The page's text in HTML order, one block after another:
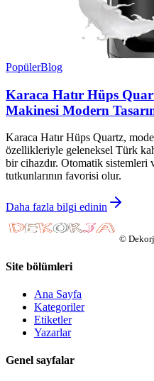
PopülerBlog
Karaca Hatır Hüps
Makinesi Modern
Karaca Hatır Hüps Quartz,
özellikleriyle geleneksel Türk
bir cihazdır. Otomatik sistemleri
tutkunlarının favorisi olur.
Daha fazla bilgi edinin
©
Site bölümleri
Ana Sayfa
Kategoriler
Etiketler
Yazarlar
Genel sayfalar